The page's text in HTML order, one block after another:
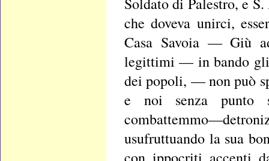
che doveva unirci,
Casa Savoia — Giù
legittimi — in bando gli
dei popoli, — non può
e noi senza punto
usufruttuando la sua